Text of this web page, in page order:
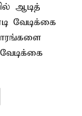
ஆடித்
வேடிக்கை